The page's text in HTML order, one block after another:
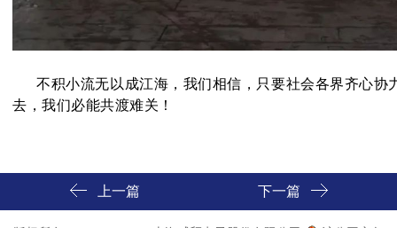
不积小流无以成江海，我们相信，只要社会各界齐心协
去，我们必能共渡难关！
上一篇 下一篇